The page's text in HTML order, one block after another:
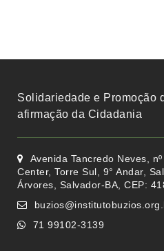
Solidariedade e Promoção
afirmação da Cidadania
Avenida Tancredo Neves,
Center, Torre Sul, 9° Andar,
Árvores, Salvador-BA, CEP:
71 99102-3139